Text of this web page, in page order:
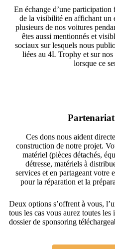
En échange d’une
de la visibilité en affichant un
plusieurs de nos voitures
êtes aussi mentionnés et
sociaux sur lesquels nous
liées au 4L Trophy et sur
lorsque ce
Ces dons nous aident
construction de notre projet.
matériel (pièces détachés,
détresse, matériels à
services et en partageant votre
pour la réparation et la
Deux options s’offrent à vous,
tous les cas vous aurez toutes
dossier de sponsoring